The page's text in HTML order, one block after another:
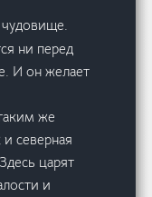
ни перед
И он желает
же
северная
царят
и